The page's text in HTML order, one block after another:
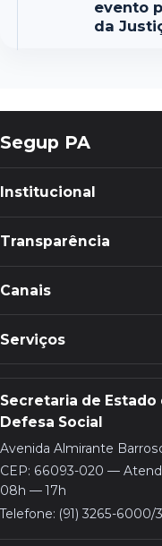
evento
da
Segup PA
Institucional
Transparência
Canais
Serviços
Secretaria de Estado
Defesa Social
Avenida Almirante
CEP: 66093-020 —
08h — 17h
Telefone: (91) 3265-6000/